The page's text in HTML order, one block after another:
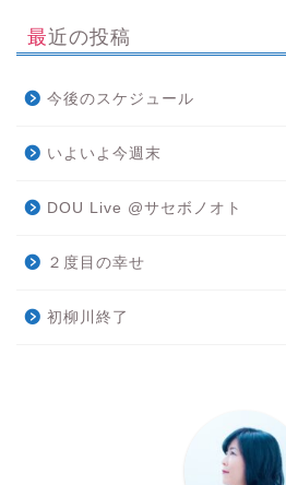
最近の投稿
今後のスケジュール
いよいよ今週末
DOU Live @サセボノオト
２度目の幸せ
初柳川終了